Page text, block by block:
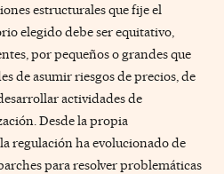
estructurales que fije el
elegido debe ser equitativo,
por pequeños o grandes que
de asumir riesgos de precios, de
actividades de
Desde la propia
regulación ha evolucionado de
para resolver problemáticas